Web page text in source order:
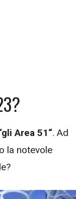
Area 51“. Ad
la notevole